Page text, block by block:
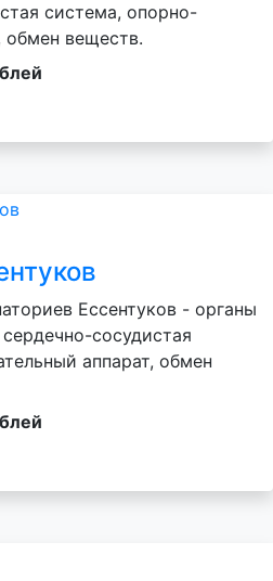
система, опорно-
обмен веществ.
Ессентуков - органы
сосудистая
аппарат, обмен